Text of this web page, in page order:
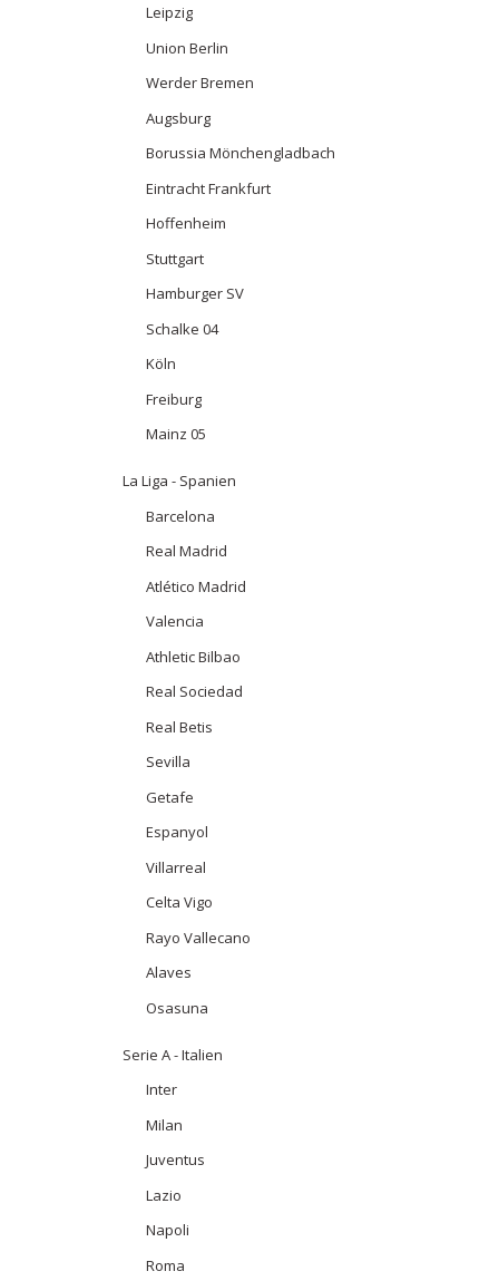
Leipzig
Union Berlin
Werder Bremen
Augsburg
Borussia Mönchengladbach
Eintracht Frankfurt
Hoffenheim
Stuttgart
Hamburger SV
Schalke 04
Köln
Freiburg
Mainz 05
La Liga - Spanien
Barcelona
Real Madrid
Atlético Madrid
Valencia
Athletic Bilbao
Real Sociedad
Real Betis
Sevilla
Getafe
Espanyol
Villarreal
Celta Vigo
Rayo Vallecano
Alaves
Osasuna
Serie A - Italien
Inter
Milan
Juventus
Lazio
Napoli
Roma